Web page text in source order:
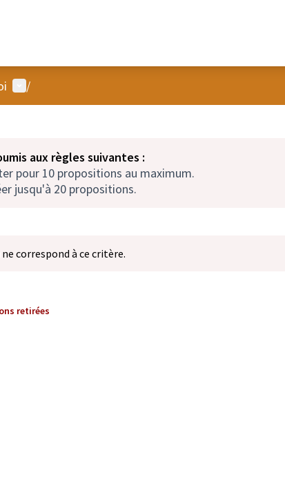
Menu utilisateur
/
aux règles suivantes :
pour 10 propositions au maximum.
jusqu'à 20 propositions.
correspond à ce critère.
retirées